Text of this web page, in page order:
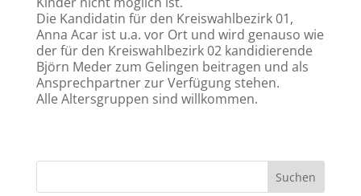
Die Kandidatin für den Kreiswahlbezirk 01,
Anna Acar ist u.a. vor Ort und wird genauso wie
der für den Kreiswahlbezirk 02 kandidierende
Björn Meder zum Gelingen beitragen und als
Ansprechpartner zur Verfügung stehen.
Alle Altersgruppen sind willkommen.